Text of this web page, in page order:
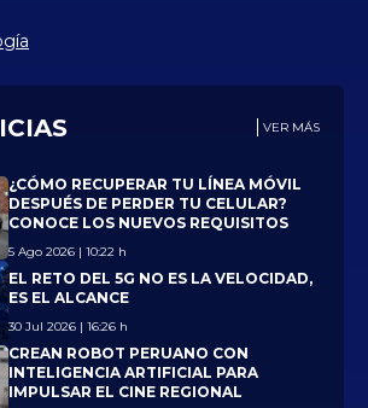
VER MÁS
¿CÓMO RECUPERAR TU LÍNEA MÓVIL
DESPUÉS DE PERDER TU CELULAR?
CONOCE LOS NUEVOS REQUISITOS
5 Ago 2026 | 10:22 h
EL RETO DEL 5G NO ES LA VELOCIDAD,
ES EL ALCANCE
30 Jul 2026 | 16:26 h
CREAN ROBOT PERUANO CON
INTELIGENCIA ARTIFICIAL PARA
IMPULSAR EL CINE REGIONAL